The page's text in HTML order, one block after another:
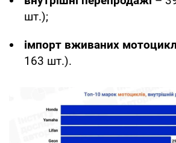
шт.);
імпорт вживаних
163 шт.).